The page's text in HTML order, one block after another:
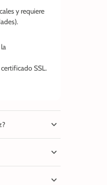
y requiere
SSL.